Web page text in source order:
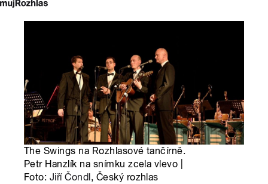
The Swings na Rozhlasové tančírně.
Petr Hanzlík na snímku zcela vlevo |
Foto: Jiří Čondl, Český rozhlas